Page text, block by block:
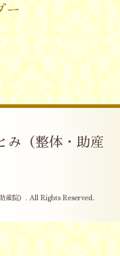
ー
（整体・助産
産院） . All Rights Reserved.